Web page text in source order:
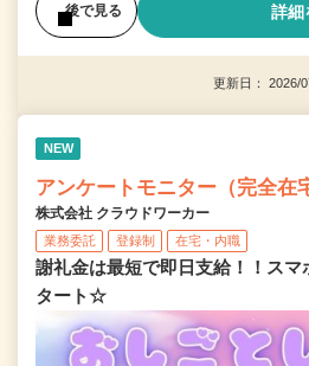
後で見る 詳細
更新日： 2026/
NEW
アンケートモニター（完全在
株式会社 クラウドワーカー
業務委託 登録制 在宅・内職
謝礼金は最短で即日支給！！ス
タート☆